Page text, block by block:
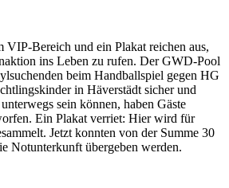
VIP-Bereich und ein Plakat reichen aus,
ins Leben zu rufen. Der GWD-Pool
beim Handballspiel gegen HG
in Häverstädt sicher und
sein können, haben Gäste
Ein Plakat verriet: Hier wird für
Jetzt konnten von der Summe 30
Notunterkunft übergeben werden.